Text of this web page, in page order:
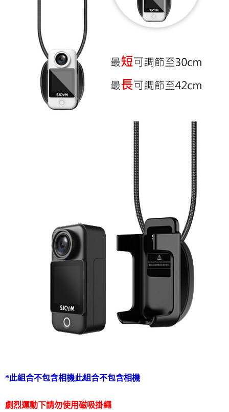
*此組合不包含相機此組合不包含相機
劇烈運動下請勿使用磁吸掛繩